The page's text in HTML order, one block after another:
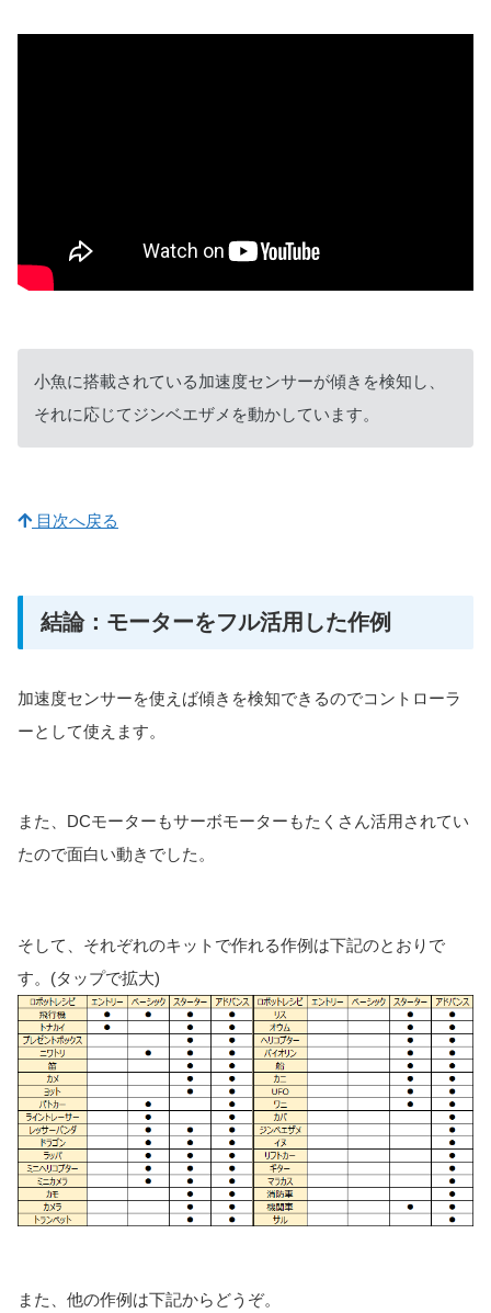
小魚に搭載されている加速度センサーが傾きを検知し、
それに応じてジンベエザメを動かしています。
目次へ戻る
結論：モーターをフル活用した作例
加速度センサーを使えば傾きを検知できるのでコントローラ
ーとして使えます。
また、DCモーターもサーボモーターもたくさん活用されてい
たので面白い動きでした。
そして、それぞれのキットで作れる作例は下記のとおりで
す。(タップで拡大)
また、他の作例は下記からどうぞ。